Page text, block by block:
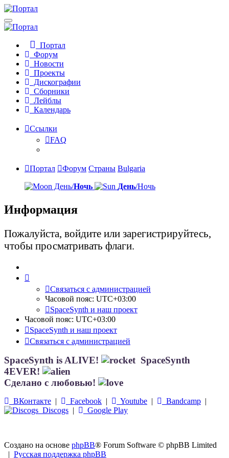
Портал
Форум
Новости
Проекты
Дискографии
Сборники
Лейблы
Календарь
Ссылки
FAQ
Портал Форум Страны Bulgaria
День/Ночь День/Ночь
Информация
Пожалуйста, войдите или зарегистрируйтесь,
чтобы просматривать флаги.
Связаться с администрацией
Часовой пояс: UTC+03:00
SpaceSynth и наш проект
Часовой пояс: UTC+03:00
SpaceSynth и наш проект
Связаться с администрацией
SpaceSynth is ALIVE!
SpaceSynth
4EVER!
Сделано с любовью!
ВКонтакте | Facebook | Youtube | Bandcamp |
Discogs | Google Play
Создано на основе phpBB® Forum Software © phpBB Limited
| Русская поддержка phpBB